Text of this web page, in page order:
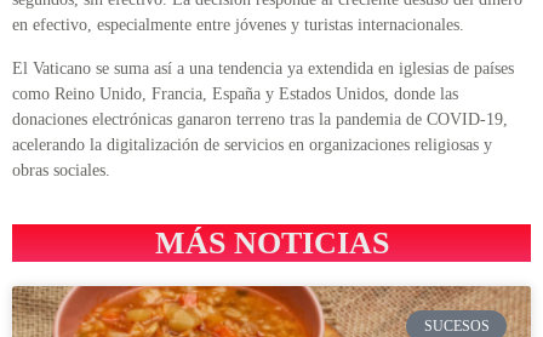
en efectivo, especialmente entre jóvenes y turistas internacionales.
El Vaticano se suma así a una tendencia ya extendida en iglesias de países
como Reino Unido, Francia, España y Estados Unidos, donde las
donaciones electrónicas ganaron terreno tras la pandemia de COVID-19,
acelerando la digitalización de servicios en organizaciones religiosas y
obras sociales.
MÁS NOTICIAS
SUCESOS